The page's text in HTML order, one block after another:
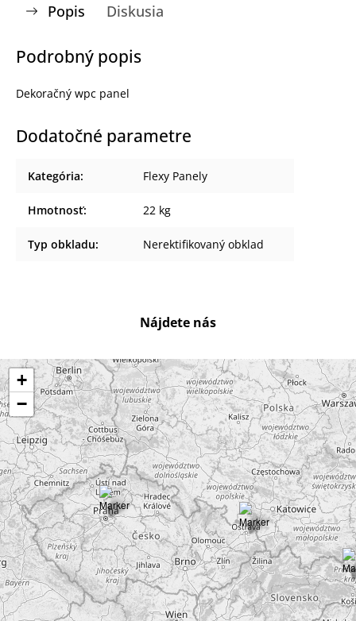
Popis Diskusia
Podrobný popis
Dekoračný wpc panel
Dodatočné parametre
Kategória: Flexy Panely
Hmotnosť: 22 kg
Typ obkladu: Nerektifikovaný obklad
Nájdete nás
+
−